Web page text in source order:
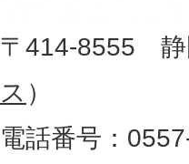
地
図
。
静
所
〒414-8555 静
ス ）
電話番号：